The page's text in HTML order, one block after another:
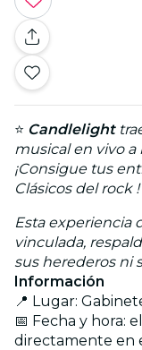
⭐ Candlelight
musical en vivo a
¡Consigue tus
Clásicos del rock !
Esta experiencia
vinculada,
sus herederos ni
Información
📍 Lugar:
📅 Fecha y hora:
directamente en